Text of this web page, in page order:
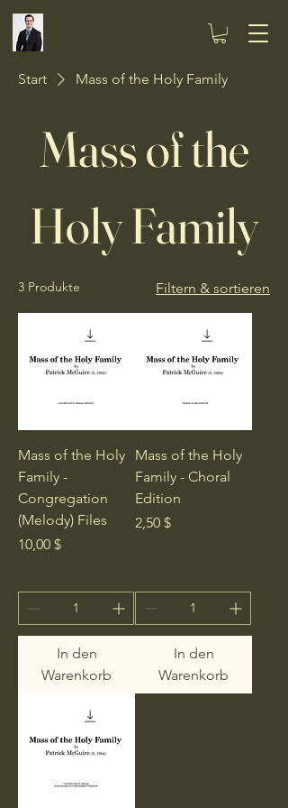
Start Mass of the Holy Family
Mass of the
Holy Family
3 Produkte Filtern & sortieren
Mass of the Holy
Family -
Congregation
(Melody) Files
Preis
10,00 $
In den
Warenkorb
Mass of the Holy
Family - Choral
Edition
Preis
2,50 $
In den
Warenkorb